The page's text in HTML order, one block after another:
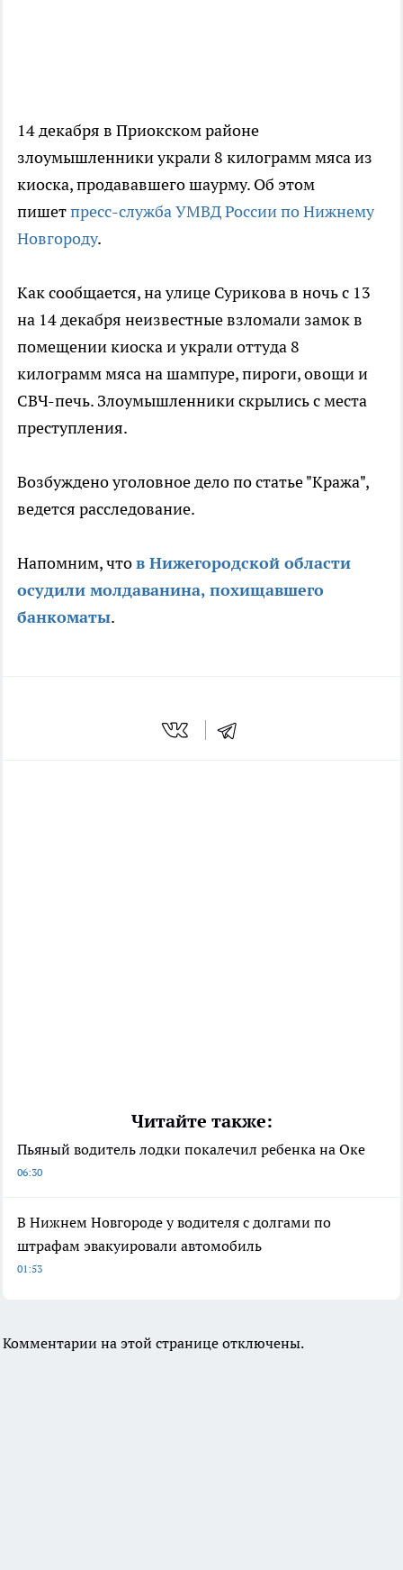
14 декабря в Приокском районе
злоумышленники украли 8 килограмм мяса из
киоска, продававшего шаурму. Об этом
пишетпресс-служба УМВД России по Нижнему
Новгороду.
Как сообщается, на улице Сурикова в ночь с 13
на 14 декабря неизвестные взломали замок в
помещении киоска и украли оттуда 8
килограмм мяса на шампуре, пироги, овощи и
СВЧ-печь. Злоумышленники скрылись с места
преступления.
Возбуждено уголовное дело по статье "Кража",
ведется расследование.
Напомним, чтов Нижегородской области
осудили молдаванина, похищавшего
банкоматы.
Читайте также:
Пьяный водитель лодки покалечил ребенка на Оке
06:30
В Нижнем Новгороде у водителя с долгами по
штрафам эвакуировали автомобиль
01:53
Комментарии на этой странице отключены.